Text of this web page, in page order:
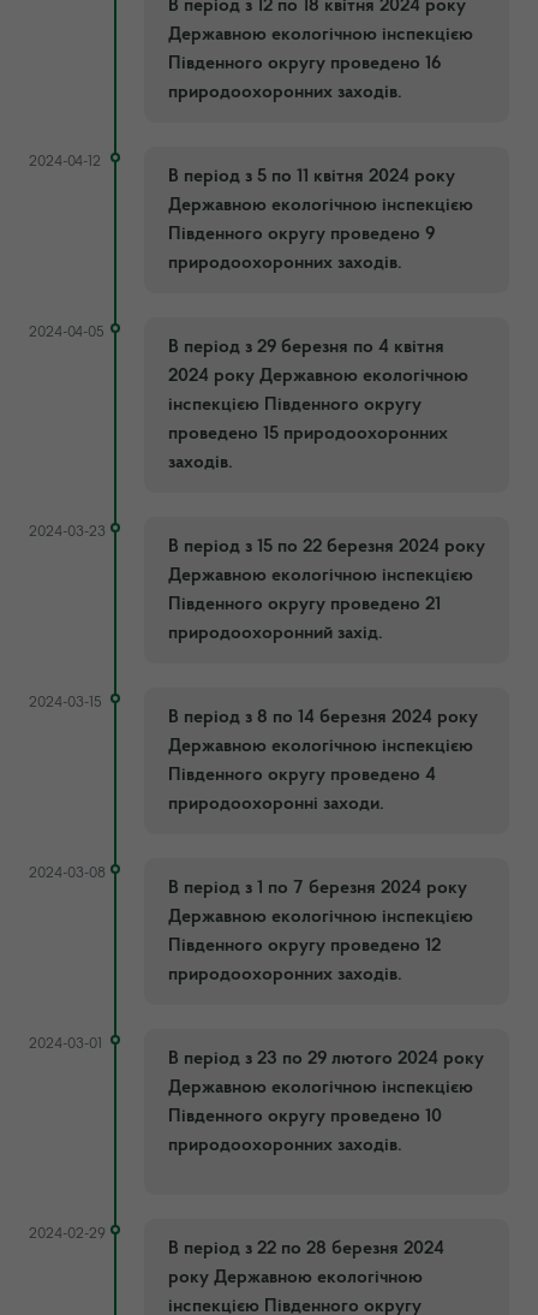
В період з 12 по 18 квітня 2024 року
Державною екологічною інспекцією
Південного округу проведено 16
природоохоронних заходів.
2024-04-12
В період з 5 по 11 квітня 2024 року
Державною екологічною інспекцією
Південного округу проведено 9
природоохоронних заходів.
2024-04-05
В період з 29 березня по 4 квітня
2024 року Державною екологічною
інспекцією Південного округу
проведено 15 природоохоронних
заходів.
2024-03-23
В період з 15 по 22 березня 2024 року
Державною екологічною інспекцією
Південного округу проведено 21
природоохоронний захід.
2024-03-15
В період з 8 по 14 березня 2024 року
Державною екологічною інспекцією
Південного округу проведено 4
природоохоронні заходи.
2024-03-08
В період з 1 по 7 березня 2024 року
Державною екологічною інспекцією
Південного округу проведено 12
природоохоронних заходів.
2024-03-01
В період з 23 по 29 лютого 2024 року
Державною екологічною інспекцією
Південного округу проведено 10
природоохоронних заходів.
2024-02-29
В період з 22 по 28 березня 2024
року Державною екологічною
інспекцією Південного округу